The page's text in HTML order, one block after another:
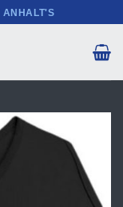
ANHALT'S